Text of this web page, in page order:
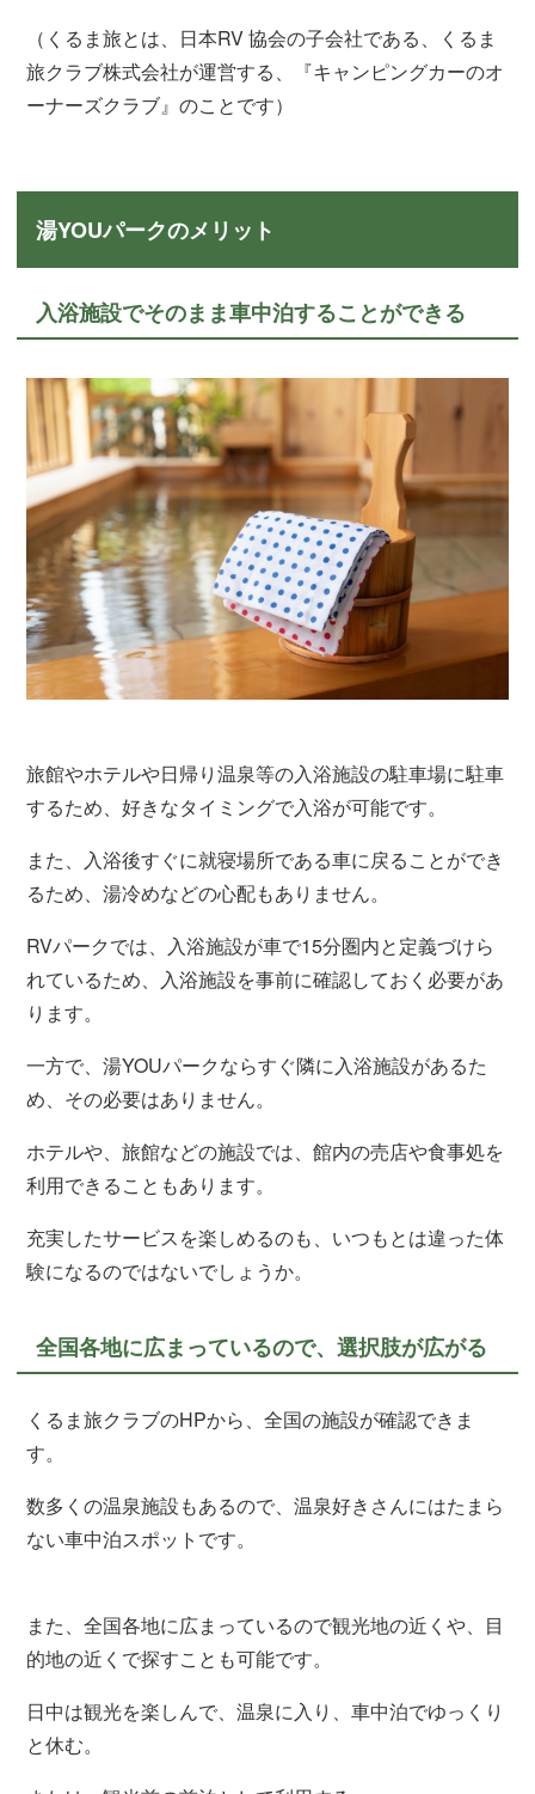
（くるま旅とは、日本RV 協会の子会社である、くるま
旅クラブ株式会社が運営する、『キャンピングカーのオ
ーナーズクラブ』のことです）
湯YOUパークのメリット
入浴施設でそのまま車中泊することができる
旅館やホテルや日帰り温泉等の入浴施設の駐車場に駐車
するため、好きなタイミングで入浴が可能です。
また、入浴後すぐに就寝場所である車に戻ることができ
るため、湯冷めなどの心配もありません。
RVパークでは、入浴施設が車で15分圏内と定義づけら
れているため、入浴施設を事前に確認しておく必要があ
ります。
一方で、湯YOUパークならすぐ隣に入浴施設があるた
め、その必要はありません。
ホテルや、旅館などの施設では、館内の売店や食事処を
利用できることもあります。
充実したサービスを楽しめるのも、いつもとは違った体
験になるのではないでしょうか。
全国各地に広まっているので、選択肢が広がる
くるま旅クラブのHPから、全国の施設が確認できま
す。
数多くの温泉施設もあるので、温泉好きさんにはたまら
ない車中泊スポットです。
また、全国各地に広まっているので観光地の近くや、目
的地の近くで探すことも可能です。
日中は観光を楽しんで、温泉に入り、車中泊でゆっくり
と休む。